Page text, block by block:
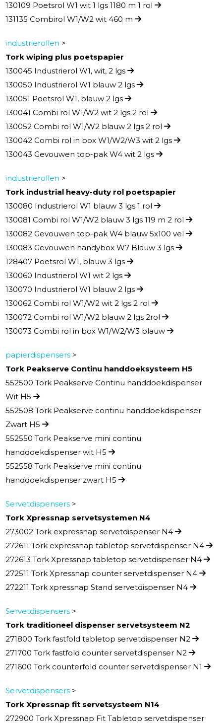
130109 Poetsrol W1 wit 1 lgs 1180 m 1 rol
131135 Combirol W1/W2 wit 460 m
industrierollen >
Tork wiping plus poetspapier
130045 Industrierol W1, wit, 2 lgs
130050 Industrierol W1 blauw 2 lgs
130051 Poetsrol W1, blauw 2 lgs
130041 Combi rol W1/W2 wit 2 lgs 2 rol
130052 Combi rol W1/W2 blauw 2 lgs 2 rol
130042 Combi rol in box W1/W2/W3 wit 2 lgs
130043 Gevouwen top-pak W4 wit 2 lgs
industrierollen >
Tork industrial heavy-duty rol poetspapier
130080 Industrierol W1 blauw 3 lgs 1 rol
130081 Combi rol W1/W2 blauw 3 lgs 119 m 2 rol
130082 Gevouwen top-pak W4 blauw 5x100 vel
130083 Gevouwen handybox W7 Blauw 3 lgs
128407 Poetsrol W1, blauw 3 lgs
130060 Industrierol W1 wit 2 lgs
130070 Industrierol W1 blauw 2 lgs
130062 Combi rol W1/W2 wit 2 lgs 2 rol
130072 Combi rol W1/W2 blauw 2 lgs 2rol
130073 Combi rol in box W1/W2/W3 blauw
papierdispensers >
Tork Peakserve Continu handdoeksysteem H5
552500 Tork Peakserve Continu handdoekdispenser
Wit H5
552508 Tork Peakserve continu handdoekdispenser
Zwart H5
552550 Tork Peakserve mini continu
handdoekdispenser wit H5
552558 Tork Peakserve mini continu
handdoekdispenser zwart H5
Servetdispensers >
Tork Xpressnap servetsystemen N4
273002 Tork expressnap servetdispenser N4
272611 Tork expressnap tabletop servetdispenser N4
272613 Tork Xpressnap tabletop servetdispenser N4
272511 Tork Xpressnap counter servetdispenser N4
272211 Tork xpressnap Stand servetdispenser N4
Servetdispensers >
Tork traditioneel dispenser servetsysteem N2
271800 Tork fastfold tabletop servetdispenser N2
271700 Tork fastfold counter servetdispenser N2
271600 Tork counterfold counter servetdispenser N1
Servetdispensers >
Tork Xpressnap fit servetsysteem N14
272900 Tork Xpressnap Fit Tabletop servetdispenser